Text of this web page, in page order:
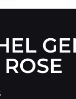
ROSE